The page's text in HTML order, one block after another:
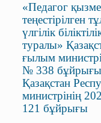
«Педагог
теңестірілген
үлгілік
туралы»
ғылым
№ 338
Қазақстан
министрінің
121 бұйрығы